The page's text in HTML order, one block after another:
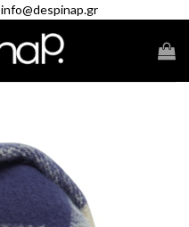
info@despinap.gr